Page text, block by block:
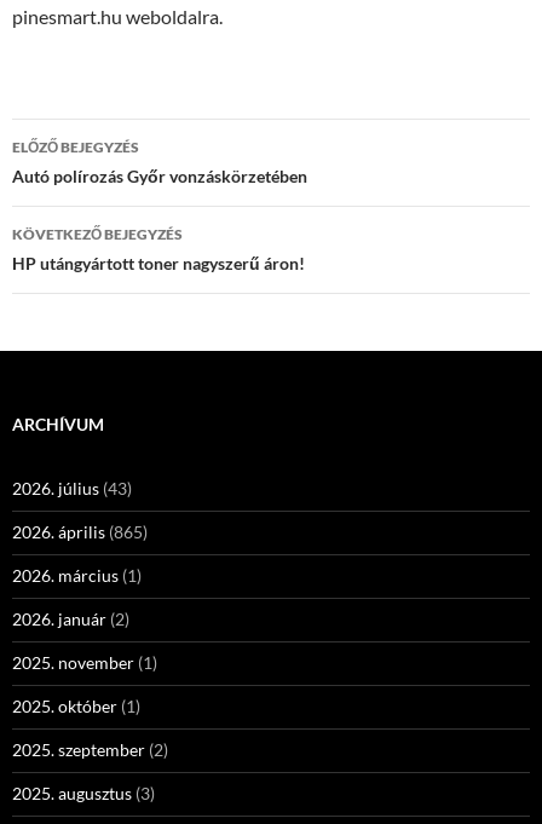
pinesmart.hu weboldalra.
Bejegyzés
navigáció
ELŐZŐ BEJEGYZÉS
Autó polírozás Győr vonzáskörzetében
KÖVETKEZŐ BEJEGYZÉS
HP utángyártott toner nagyszerű áron!
ARCHÍVUM
2026. július (43)
2026. április (865)
2026. március (1)
2026. január (2)
2025. november (1)
2025. október (1)
2025. szeptember (2)
2025. augusztus (3)